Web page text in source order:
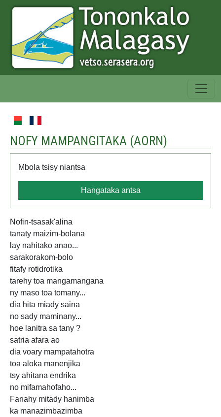
NOFY MAMPANGITAKA (AORN)
Mbola tsisy niantsa
Hangataka antsa
Nofin-tsasak'alina
tanaty maizim-bolana
lay nahitako anao...
sarakorakom-bolo
fitafy rotidrotika
tarehy toa mangamangana
ny maso toa tomany...
dia hita miady saina
no sady maminany...
hoe lanitra sa tany ?
satria afara ao
dia voary mampatahotra
toa aloka manenjika
tsy ahitana endrika
no mifamahofaho...
Fanahy mitady hanimba
ka manazimbazimba